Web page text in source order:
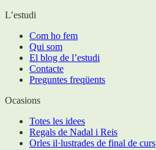
L’estudi
Com ho fem
Qui som
El blog de l’estudi
Contacte
Preguntes freqüents
Ocasions
Totes les idees
Regals de Nadal i Reis
Orles il·lustrades de final de curs